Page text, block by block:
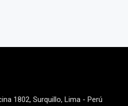
1802, Surquillo, Lima - Perú